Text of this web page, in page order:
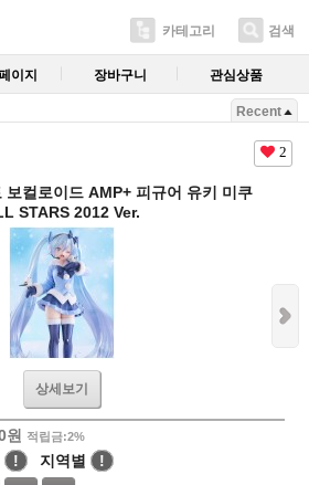
카테고리 검색
이지 장바구니 관심상품
Recent
2
컬로이드 AMP+ 피규어 유키 미쿠
STARS 2012 Ver.
상세보기
원 적립금:2%
! 지역별
!